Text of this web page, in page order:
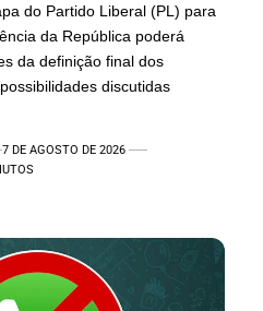
do Partido Liberal (PL) para
da República poderá
da definição final dos
discutidas
7 DE AGOSTO DE 2026